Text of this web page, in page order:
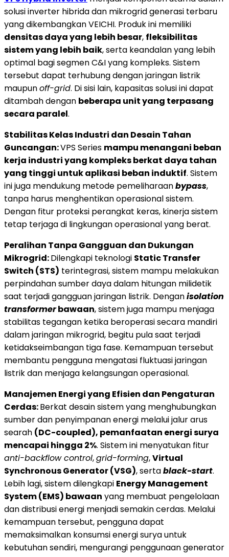
solusi inverter hibrida dan mikrogrid generasi terbaru
yang dikembangkan VEICHI. Produk ini memiliki
densitas daya yang lebih besar, fleksibilitas
sistem yang lebih baik, serta keandalan yang lebih
optimal bagi segmen C&I yang kompleks. Sistem
tersebut dapat terhubung dengan jaringan listrik
maupunoff-grid. Di sisi lain, kapasitas solusi ini dapat
ditambah dengan beberapa unit yang terpasang
secara paralel.
Stabilitas Kelas Industri dan Desain Tahan
Guncangan:VPS Series mampu menangani beban
kerja industri yang kompleks berkat daya tahan
yang tinggi untuk aplikasi beban induktif. Sistem
ini juga mendukung metode pemeliharaanbypass,
tanpa harus menghentikan operasional sistem.
Dengan fitur proteksi perangkat keras, kinerja sistem
tetap terjaga di lingkungan operasional yang berat.
Peralihan Tanpa Gangguan dan Dukungan
Mikrogrid:Dilengkapi teknologi Static Transfer
Switch (STS) terintegrasi, sistem mampu melakukan
perpindahan sumber daya dalam hitungan milidetik
saat terjadi gangguan jaringan listrik. Denganisolation
transformerbawaan, sistem juga mampu menjaga
stabilitas tegangan ketika beroperasi secara mandiri
dalam jaringan mikrogrid, begitu pula saat terjadi
ketidakseimbangan tiga fase. Kemampuan tersebut
membantu pengguna mengatasi fluktuasi jaringan
listrik dan menjaga kelangsungan operasional.
Manajemen Energi yang Efisien dan Pengaturan
Cerdas:Berkat desain sistem yang menghubungkan
sumber dan penyimpanan energi melalui jalur arus
searah (DC-coupled), pemanfaatan energi surya
mencapai hingga 2%. Sistem ini menyatukan fitur
anti-backflow control,grid-forming,Virtual
Synchronous Generator (VSG), sertablack-start.
Lebih lagi, sistem dilengkapi Energy Management
System (EMS) bawaan yang membuat pengelolaan
dan distribusi energi menjadi semakin cerdas. Melalui
kemampuan tersebut, pengguna dapat
memaksimalkan konsumsi energi surya untuk
kebutuhan sendiri, mengurangi penggunaan generator